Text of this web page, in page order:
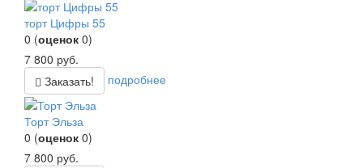
торт Цифры 55
0 (оценок 0)
7 800 руб.
Заказать!
подробнее
Торт Эльза
0 (оценок 0)
7 800 руб.